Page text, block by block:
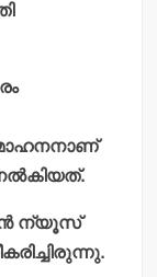
ന്യൂസ്